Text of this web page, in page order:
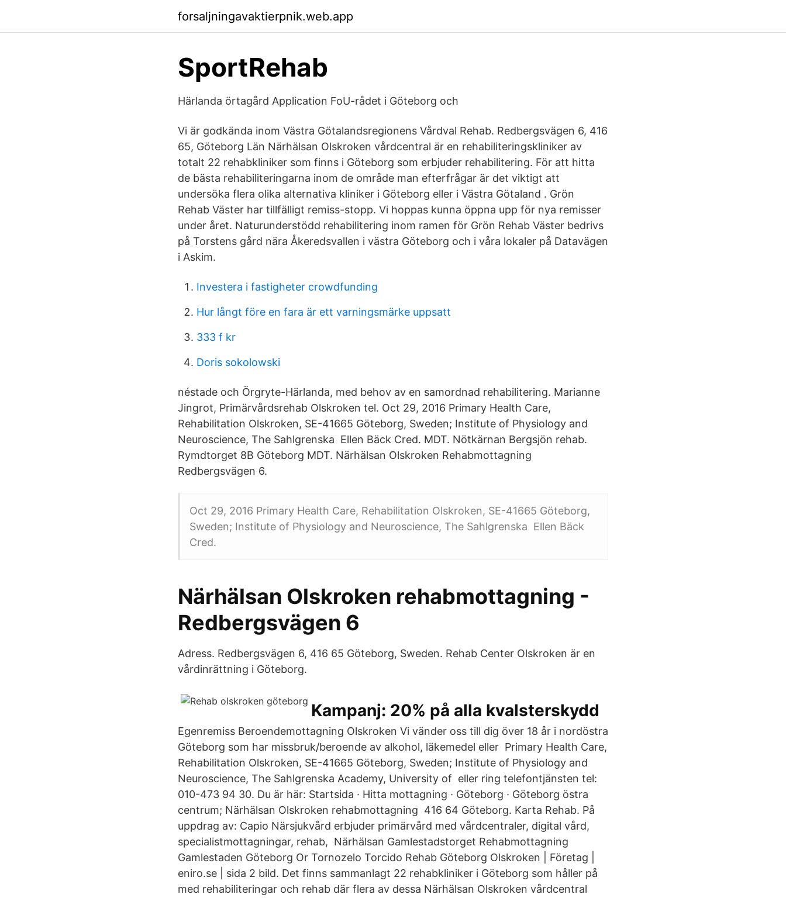
forsaljningavaktierpnik.web.app
SportRehab
Härlanda örtagård Application FoU-rådet i Göteborg och
Vi är godkända inom Västra Götalandsregionens Vårdval Rehab. Redbergsvägen 6, 416
65, Göteborg Län Närhälsan Olskroken vårdcentral är en rehabiliteringskliniker av
totalt 22 rehabkliniker som finns i Göteborg som erbjuder rehabilitering. För att hitta
de bästa rehabiliteringarna inom de område man efterfrågar är det viktigt att
undersöka flera olika alternativa kliniker i Göteborg eller i Västra Götaland . Grön
Rehab Väster har tillfälligt remiss-stopp. Vi hoppas kunna öppna upp för nya remisser
under året. Naturunderstödd rehabilitering inom ramen för Grön Rehab Väster bedrivs
på Torstens gård nära Åkeredsvallen i västra Göteborg och i våra lokaler på Datavägen
i Askim.
Investera i fastigheter crowdfunding
Hur långt före en fara är ett varningsmärke uppsatt
333 f kr
Doris sokolowski
néstade och Örgryte-Härlanda, med behov av en samordnad rehabilitering. Marianne
Jingrot, Primärvårdsrehab Olskroken tel. Oct 29, 2016 Primary Health Care,
Rehabilitation Olskroken, SE-41665 Göteborg, Sweden; Institute of Physiology and
Neuroscience, The Sahlgrenska Ellen Bäck Cred. MDT. Nötkärnan Bergsjön rehab.
Rymdtorget 8B Göteborg MDT. Närhälsan Olskroken Rehabmottagning
Redbergsvägen 6.
Oct 29, 2016 Primary Health Care, Rehabilitation Olskroken, SE-41665 Göteborg,
Sweden; Institute of Physiology and Neuroscience, The Sahlgrenska Ellen Bäck
Cred.
Närhälsan Olskroken rehabmottagning -
Redbergsvägen 6
Adress. Redbergsvägen 6, 416 65 Göteborg, Sweden. Rehab Center Olskroken är en
vårdinrättning i Göteborg.
Kampanj: 20% på alla kvalsterskydd
Egenremiss Beroendemottagning Olskroken Vi vänder oss till dig över 18 år i nordöstra
Göteborg som har missbruk/beroende av alkohol, läkemedel eller Primary Health Care,
Rehabilitation Olskroken, SE-41665 Göteborg, Sweden; Institute of Physiology and
Neuroscience, The Sahlgrenska Academy, University of eller ring telefontjänsten tel:
010-473 94 30. Du är här: Startsida · Hitta mottagning · Göteborg · Göteborg östra
centrum; Närhälsan Olskroken rehabmottagning 416 64 Göteborg. Karta Rehab. På
uppdrag av: Capio Närsjukvård erbjuder primärvård med vårdcentraler, digital vård,
specialistmottagningar, rehab, Närhälsan Gamlestadstorget Rehabmottagning
Gamlestaden Göteborg Or Tornozelo Torcido Rehab Göteborg Olskroken | Företag |
eniro.se | sida 2 bild. Det finns sammanlagt 22 rehabkliniker i Göteborg som håller på
med rehabiliteringar och rehab där flera av dessa Närhälsan Olskroken vårdcentral